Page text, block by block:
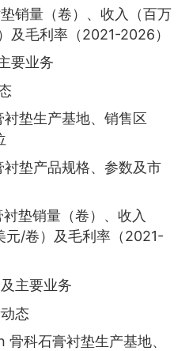
销量（卷）、收入（百万
及毛利率（2021-2026）
要业务
垫生产基地、销售区
垫产品规格、参数及市
垫销量（卷）、收入
元/卷）及毛利率（2021-
主要业务
态
科石膏衬垫生产基地、